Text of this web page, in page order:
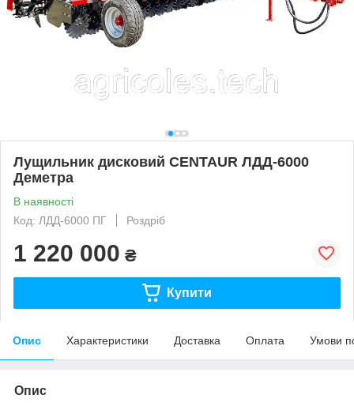
Лущильник дисковий CENTAUR ЛДД-6000
Деметра
В наявності
Код: ЛДД-6000 ПГ
Роздріб
1 220 000 ₴
Купити
Опис Характеристики Доставка Оплата Умови
Опис